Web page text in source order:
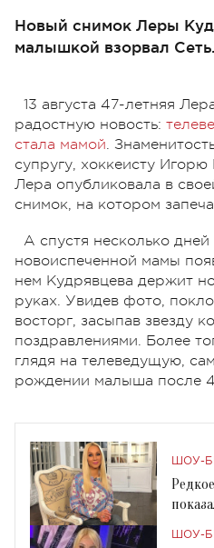
Новый снимок Леры
малышкой взорвал Сеть.
13 августа 47-летняя
радостную новость:
стала мамой.
супругу, хоккеисту
Лера опубликовала в
снимок, на котором
А спустя несколько
новоиспеченной мамы
нем Кудрявцева держит
руках. Увидев фото,
восторг, засыпав звезду
поздравлениями. Более
глядя на телеведущую,
рождении малыша после
ШОУ-
ШОУ-